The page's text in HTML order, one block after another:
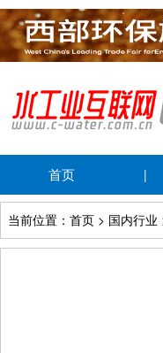
首页 |
当前位置：首页 > 国内行